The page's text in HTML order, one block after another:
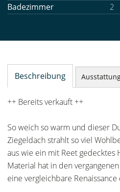
Badezimmer
2
Beschreibung
++ Bereits verkauft ++
So weich so warm und dieser
Ziegeldach strahlt so viel
aus wie ein mit Reet gedecktes
Material hat in den vergangenen
eine vergleichbare